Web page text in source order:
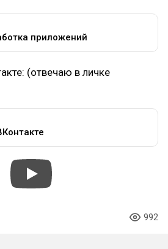
приложений
(отвечаю в личке
992